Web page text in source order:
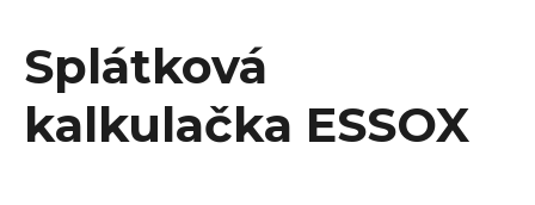
Splátková
kalkulačka ESSOX